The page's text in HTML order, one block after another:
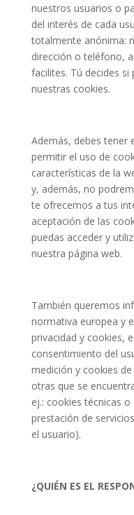
nuestros usuarios o
del interés de cada
totalmente anónima:
dirección o teléfono,
facilites. Tú decides
nuestras cookies.
Además, debes tener
permitir el uso de
características de la
y, además, no
te ofrecemos a tus
aceptación de las
puedas acceder y
nuestra página web.
También queremos
normativa europea y
privacidad y cookies,
consentimiento del
medición y cookies
otras que se
ej.: cookies técnicas
prestación de
el usuario).
¿QUIÉN ES EL